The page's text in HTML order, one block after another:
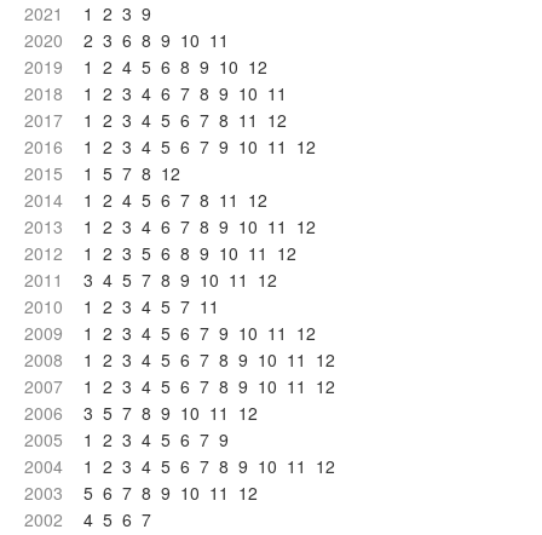
2021
1 2 3 9
2020
2 3 6 8 9 10 11
2019
1 2 4 5 6 8 9 10 12
2018
1 2 3 4 6 7 8 9 10 11
2017
1 2 3 4 5 6 7 8 11 12
2016
1 2 3 4 5 6 7 9 10 11 12
2015
1 5 7 8 12
2014
1 2 4 5 6 7 8 11 12
2013
1 2 3 4 6 7 8 9 10 11 12
2012
1 2 3 5 6 8 9 10 11 12
2011
3 4 5 7 8 9 10 11 12
2010
1 2 3 4 5 7 11
2009
1 2 3 4 5 6 7 9 10 11 12
2008
1 2 3 4 5 6 7 8 9 10 11 12
2007
1 2 3 4 5 6 7 8 9 10 11 12
2006
3 5 7 8 9 10 11 12
2005
1 2 3 4 5 6 7 9
2004
1 2 3 4 5 6 7 8 9 10 11 12
2003
5 6 7 8 9 10 11 12
2002
4 5 6 7